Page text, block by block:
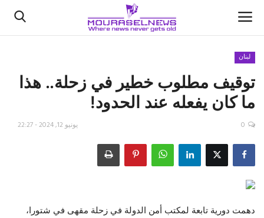
الأخبار
كتّابنا
اقتصاد
لبنان
توقيف مطلوب خطير في زحلة.. هذا
ما كان يفعله عند الحدود!
يونيو 12, 2024 - 22:27 0
دهمت دورية تابعة لمكتب أمن الدولة في زحلة مقهى في شتورا،